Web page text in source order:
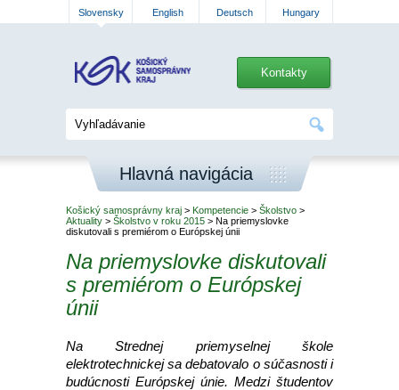
Slovensky English Deutsch Hungary
Kontakty
Hlavná navigácia
Košický samosprávny kraj > Kompetencie > Školstvo >
Aktuality > Školstvo v roku 2015 > Na priemyslovke
diskutovali s premiérom o Európskej únii
Na priemyslovke diskutovali
s premiérom o Európskej
únii
Na Strednej priemyselnej škole
elektrotechnickej sa debatovalo o súčasnosti i
budúcnosti Európskej únie. Medzi študentov